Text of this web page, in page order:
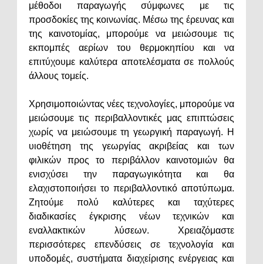
μέθοδοι παραγωγής σύμφωνες με τις
προσδοκίες της κοινωνίας. Μέσω της έρευνας και
της καινοτομίας, μπορούμε να μειώσουμε τις
εκπομπές αερίων του θερμοκηπίου και να
επιτύχουμε καλύτερα αποτελέσματα σε πολλούς
άλλους τομείς.
Χρησιμοποιώντας νέες τεχνολογίες, μπορούμε να
μειώσουμε τις περιβαλλοντικές μας επιπτώσεις
χωρίς να μειώσουμε τη γεωργική παραγωγή. Η
υιοθέτηση της γεωργίας ακριβείας και των
φιλικών προς το περιβάλλον καινοτομιών θα
ενισχύσει την παραγωγικότητα και θα
ελαχιστοποιήσει το περιβαλλοντικό αποτύπωμα.
Ζητούμε πολύ καλύτερες και ταχύτερες
διαδικασίες έγκρισης νέων τεχνικών και
εναλλακτικών λύσεων. Χρειαζόμαστε
περισσότερες επενδύσεις σε τεχνολογία και
υποδομές, συστήματα διαχείρισης ενέργειας και